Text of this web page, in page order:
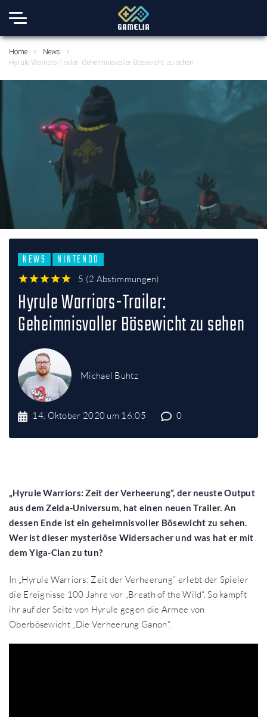
Home
News
Hyrule Warriors-Trailer: Geheimnisvoller Bösewicht zu sehen
NEWS NINTENDO
5 (2 Abstimmungen)
Hyrule Warriors-Trailer:
Geheimnisvoller Bösewicht zu sehen
Michael Buhtz
14. Oktober 2020 um 16:05 0
„Hyrule Warriors: Zeit der Verheerung“, der neuste Output
aus dem Zelda-Universum, hat einen neuen Trailer. An
dessen Ende ist ein geheimnisvoller Bösewicht zu sehen.
Wer ist dieser mysteriöse Widersacher und was hat er mit
dem Yiga-Clan zu tun?
In „Hyrule Warriors: Zeit der Verheerung“ erlebt der Spieler
die Ereignisse 100 Jahre vor „Breath of the Wild“. So kämpft
ihr auf der Seite von Hyrule gegen die Armee von
Oberbösewicht „Die Verheerung Ganon“.